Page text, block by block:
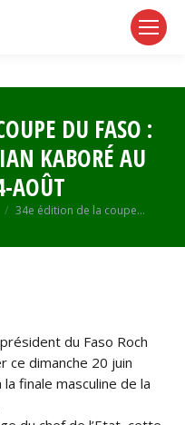
DU FASO :
KABORÉ AU
AOÛT
34e édition de la coupe…
du Faso Roch
ce dimanche 20 juin
finale masculine de la